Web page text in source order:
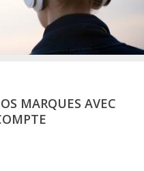
MARQUES AVEC